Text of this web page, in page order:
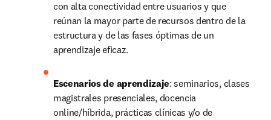
con alta conectividad entre usuarios y que
reúnan la mayor parte de recursos dentro de la
estructura y de las fases óptimas de un
aprendizaje eficaz.
Escenarios de aprendizaje: seminarios, clases
magistrales presenciales, docencia
online/híbrida, prácticas clínicas y/o de